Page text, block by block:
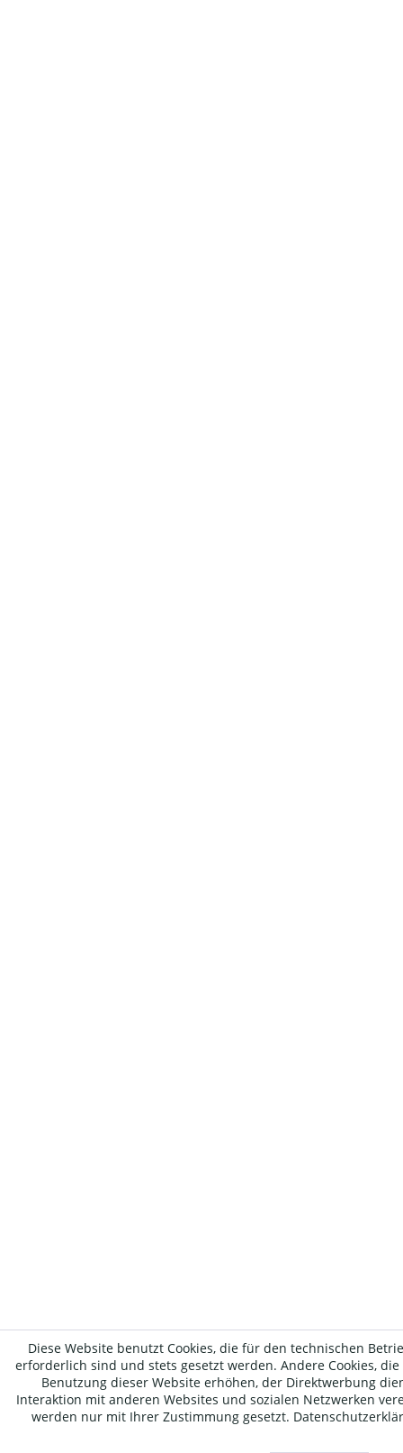
Diese Website benutzt Cookies, die für den technischen
erforderlich sind und stets gesetzt werden. Andere Cookies,
Benutzung dieser Website erhöhen, der Direktwerbung
Interaktion mit anderen Websites und sozialen Netzwerken
werden nur mit Ihrer Zustimmung gesetzt.